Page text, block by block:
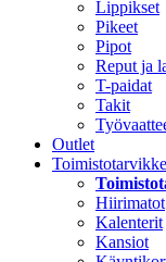
Lippikset
Pikeet
Pipot
Reput ja
T-paidat
Takit
Outlet
Hiirimatot
Kalenterit
Kansiot